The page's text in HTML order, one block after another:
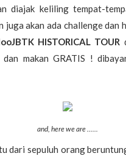
diajak keliling tempat-
juga akan ada challenge dan
HISTORICAL TOUR
makan GRATIS !
and, here we are ......
dari sepuluh orang